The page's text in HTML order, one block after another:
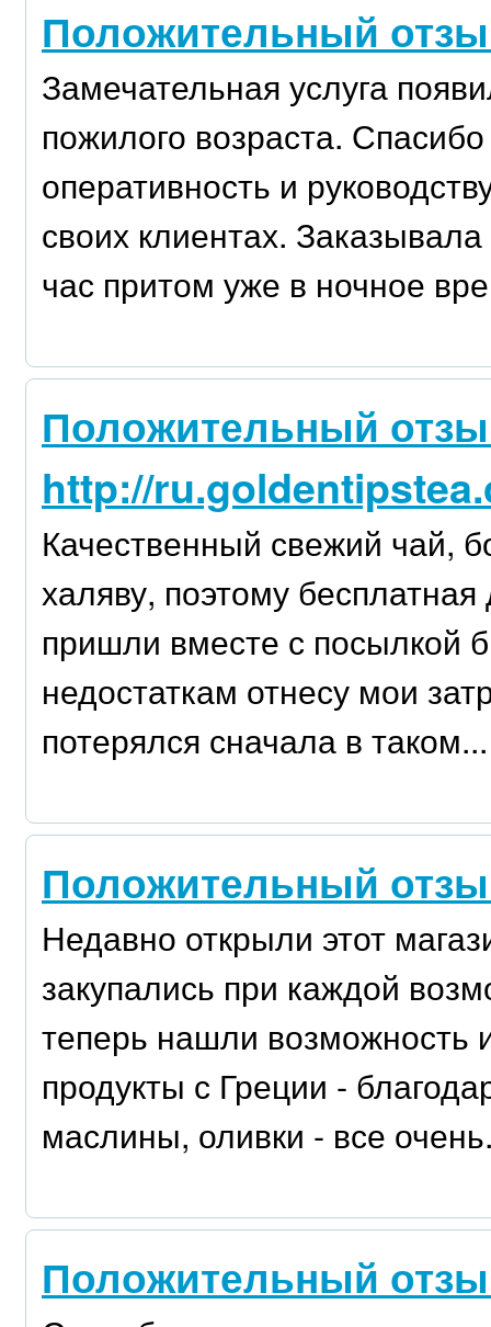
Положительный
Замечательная услуга
пожилого возраста.
оперативность и
своих клиентах.
час притом уже в ночное
Положительный
http://
Качественный свежий чай,
халяву, поэтому
пришли вместе с посылкой
недостаткам отнесу мои
потерялся сначала в таком...
Положительный
Недавно открыли этот
закупались при каждой
теперь нашли возможность
продукты с Греции -
маслины, оливки - все
Положительный